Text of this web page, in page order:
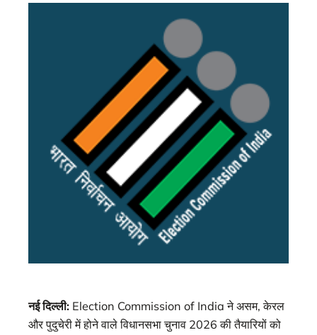
नई दिल्ली: Election Commission of India ने असम, केरल
और पुदुचेरी में होने वाले विधानसभा चुनाव 2026 की तैयारियों को